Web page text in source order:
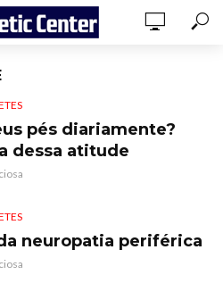
pés diariamente?
dessa atitude
neuropatia periférica